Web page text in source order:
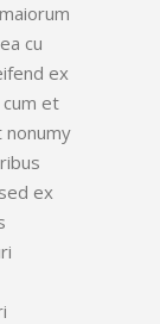
cu
ex
et
nonumy
ex